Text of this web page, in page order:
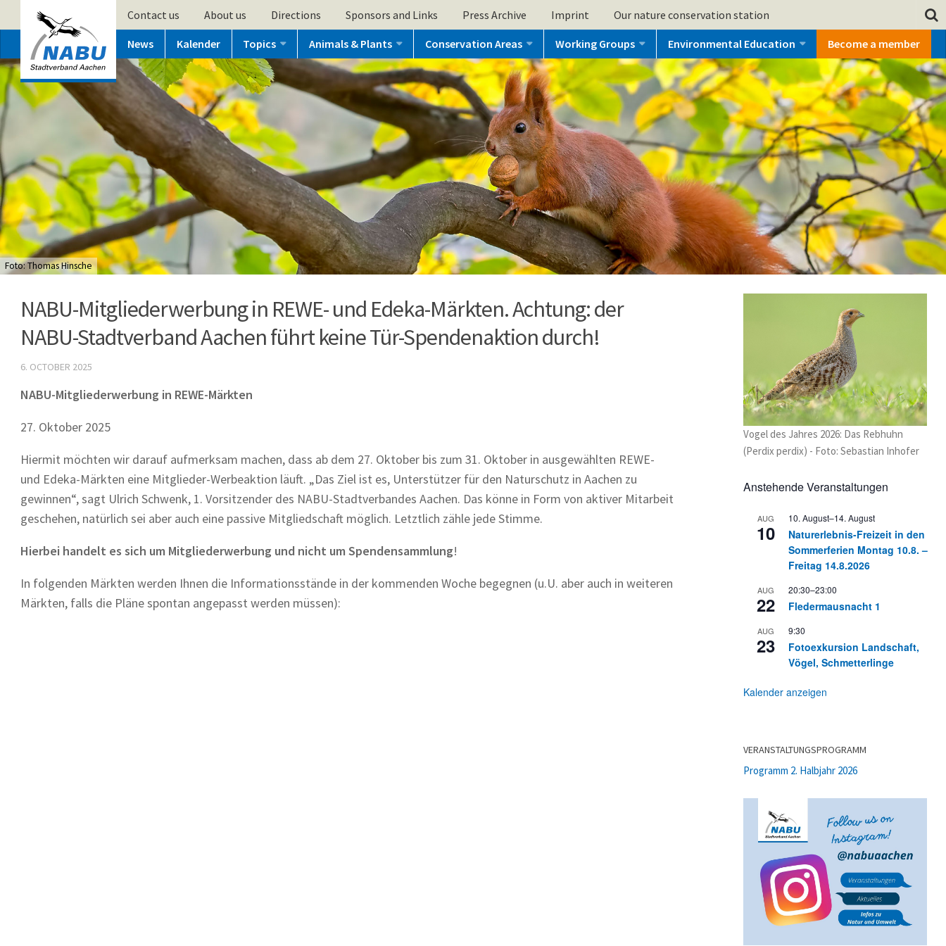
Contact us About us Directions Sponsors and Links Press Archive Imprint Our nature conservation station
News Kalender Topics Animals & Plants Conservation Areas Working Groups Environmental Education Become a member
Foto: Thomas Hinsche
NABU-Mitgliederwerbung in REWE- und Edeka-Märkten. Achtung: der
NABU-Stadtverband Aachen führt keine Tür-Spendenaktion durch!
6. OCTOBER 2025
NABU-Mitgliederwerbung in REWE-Märkten
27. Oktober 2025
Hiermit möchten wir darauf aufmerksam machen, dass ab dem 27. Oktober bis zum 31. Oktober in ausgewählten REWE-
und Edeka-Märkten eine Mitglieder-Werbeaktion läuft. „Das Ziel ist es, Unterstützer für den Naturschutz in Aachen zu
gewinnen“, sagt Ulrich Schwenk, 1. Vorsitzender des NABU-Stadtverbandes Aachen. Das könne in Form von aktiver Mitarbeit
geschehen, natürlich sei aber auch eine passive Mitgliedschaft möglich. Letztlich zähle jede Stimme.
Hierbei handelt es sich um Mitgliederwerbung und nicht um Spendensammlung!
In folgenden Märkten werden Ihnen die Informationsstände in der kommenden Woche begegnen (u.U. aber auch in weiteren
Märkten, falls die Pläne spontan angepasst werden müssen):
Vogel des Jahres 2026: Das Rebhuhn
(Perdix perdix) - Foto: Sebastian Inhofer
Anstehende Veranstaltungen
AUG
10
10. August–14. August
Naturerlebnis-Freizeit in den
Sommerferien Montag 10.8. –
Freitag 14.8.2026
AUG
22
20:30–23:00
Fledermausnacht 1
AUG
23
9:30
Fotoexkursion Landschaft,
Vögel, Schmetterlinge
Kalender anzeigen
VERANSTALTUNGSPROGRAMM
Programm 2. Halbjahr 2026